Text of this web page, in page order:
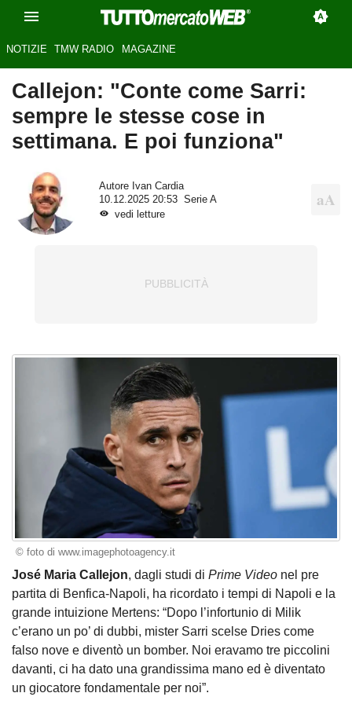
NOTIZIE TMW RADIO MAGAZINE
Callejon: "Conte come Sarri:
sempre le stesse cose in
settimana. E poi funziona"
Autore Ivan Cardia
10.12.2025 20:53
Serie A
vedi letture
© foto di www.imagephotoagency.it
José Maria Callejon, dagli studi di Prime Video nel pre
partita di Benfica-Napoli, ha ricordato i tempi di Napoli e la
grande intuizione Mertens: “Dopo l’infortunio di Milik
c’erano un po’ di dubbi, mister Sarri scelse Dries come
falso nove e diventò un bomber. Noi eravamo tre piccolini
davanti, ci ha dato una grandissima mano ed è diventato
un giocatore fondamentale per noi”.